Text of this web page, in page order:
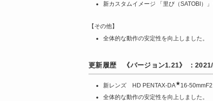
新カスタムイメージ 「里び（SATOBI）」
【その他】
全体的な動作の安定性を向上しました。
更新履歴 《バージョン1.21》 ：
新レンズ HD PENTAX-DA★16-
全体的な動作の安定性を向上しました。